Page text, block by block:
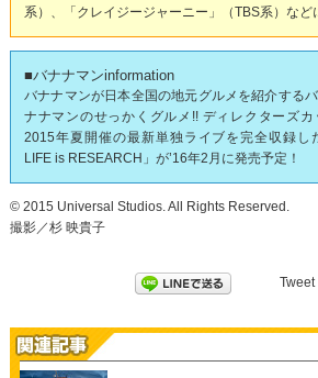
系）、「クレイジージャーニー」（TBS系）など
■バナナマンinformation
バナナマンが日本全国の地元グルメを紹介する
ナナマンのせっかくグルメ!! ディレクターズカ
2015年夏開催の最新単独ライブを完全収録し
LIFE is RESEARCH」が’16年2月に発売予定！
© 2015 Universal Studios. All Rights Reserved.
撮影／杉 映貴子
Tweet